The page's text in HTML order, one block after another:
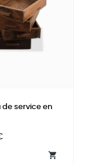
de service en
